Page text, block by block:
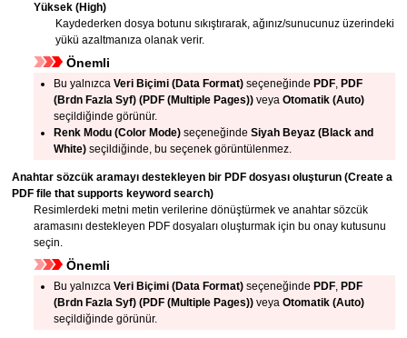
Yüksek (High)
Kaydederken dosya botunu sıkıştırarak, ağınız/sunucunuz üzerindeki
yükü azaltmanıza olanak verir.
Önemli
Bu yalnızcaVeri Biçimi (Data Format) seçeneğinde PDF, PDF
(Brdn Fazla Syf) (PDF (Multiple Pages)) veyaOtomatik (Auto)
seçildiğinde görünür.
Renk Modu (Color Mode) seçeneğindeSiyah Beyaz (Black and
White) seçildiğinde, bu seçenek görüntülenmez.
Anahtar sözcük aramayı destekleyen bir PDF dosyası oluşturun (Create a
PDF file that supports keyword search)
Resimlerdeki metni metin verilerine dönüştürmek ve anahtar sözcük
aramasını destekleyen PDF dosyaları oluşturmak için bu onay kutusunu
seçin.
Önemli
Bu yalnızcaVeri Biçimi (Data Format) seçeneğinde PDF, PDF
(Brdn Fazla Syf) (PDF (Multiple Pages)) veyaOtomatik (Auto)
seçildiğinde görünür.